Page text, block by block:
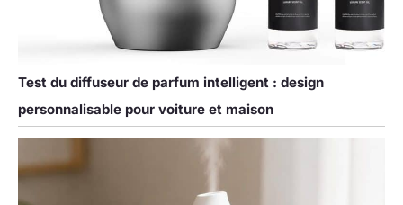
Test du diffuseur de parfum intelligent : design
personnalisable pour voiture et maison